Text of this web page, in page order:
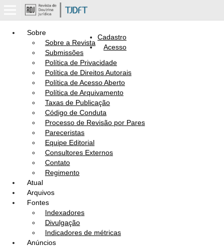
Sobre
Sobre a Revista
Submissões
Política de Privacidade
Política de Direitos Autorais
Política de Acesso Aberto
Política de Arquivamento
Taxas de Publicação
Código de Conduta
Processo de Revisão por Pares
Pareceristas
Equipe Editorial
Consultores Externos
Contato
Regimento
Atual
Arquivos
Fontes
Indexadores
Divulgação
Indicadores de métricas
Anúncios
Cadastro
Acesso